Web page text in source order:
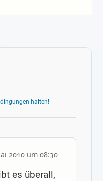
halten!
2010 um 08:30
es überall,